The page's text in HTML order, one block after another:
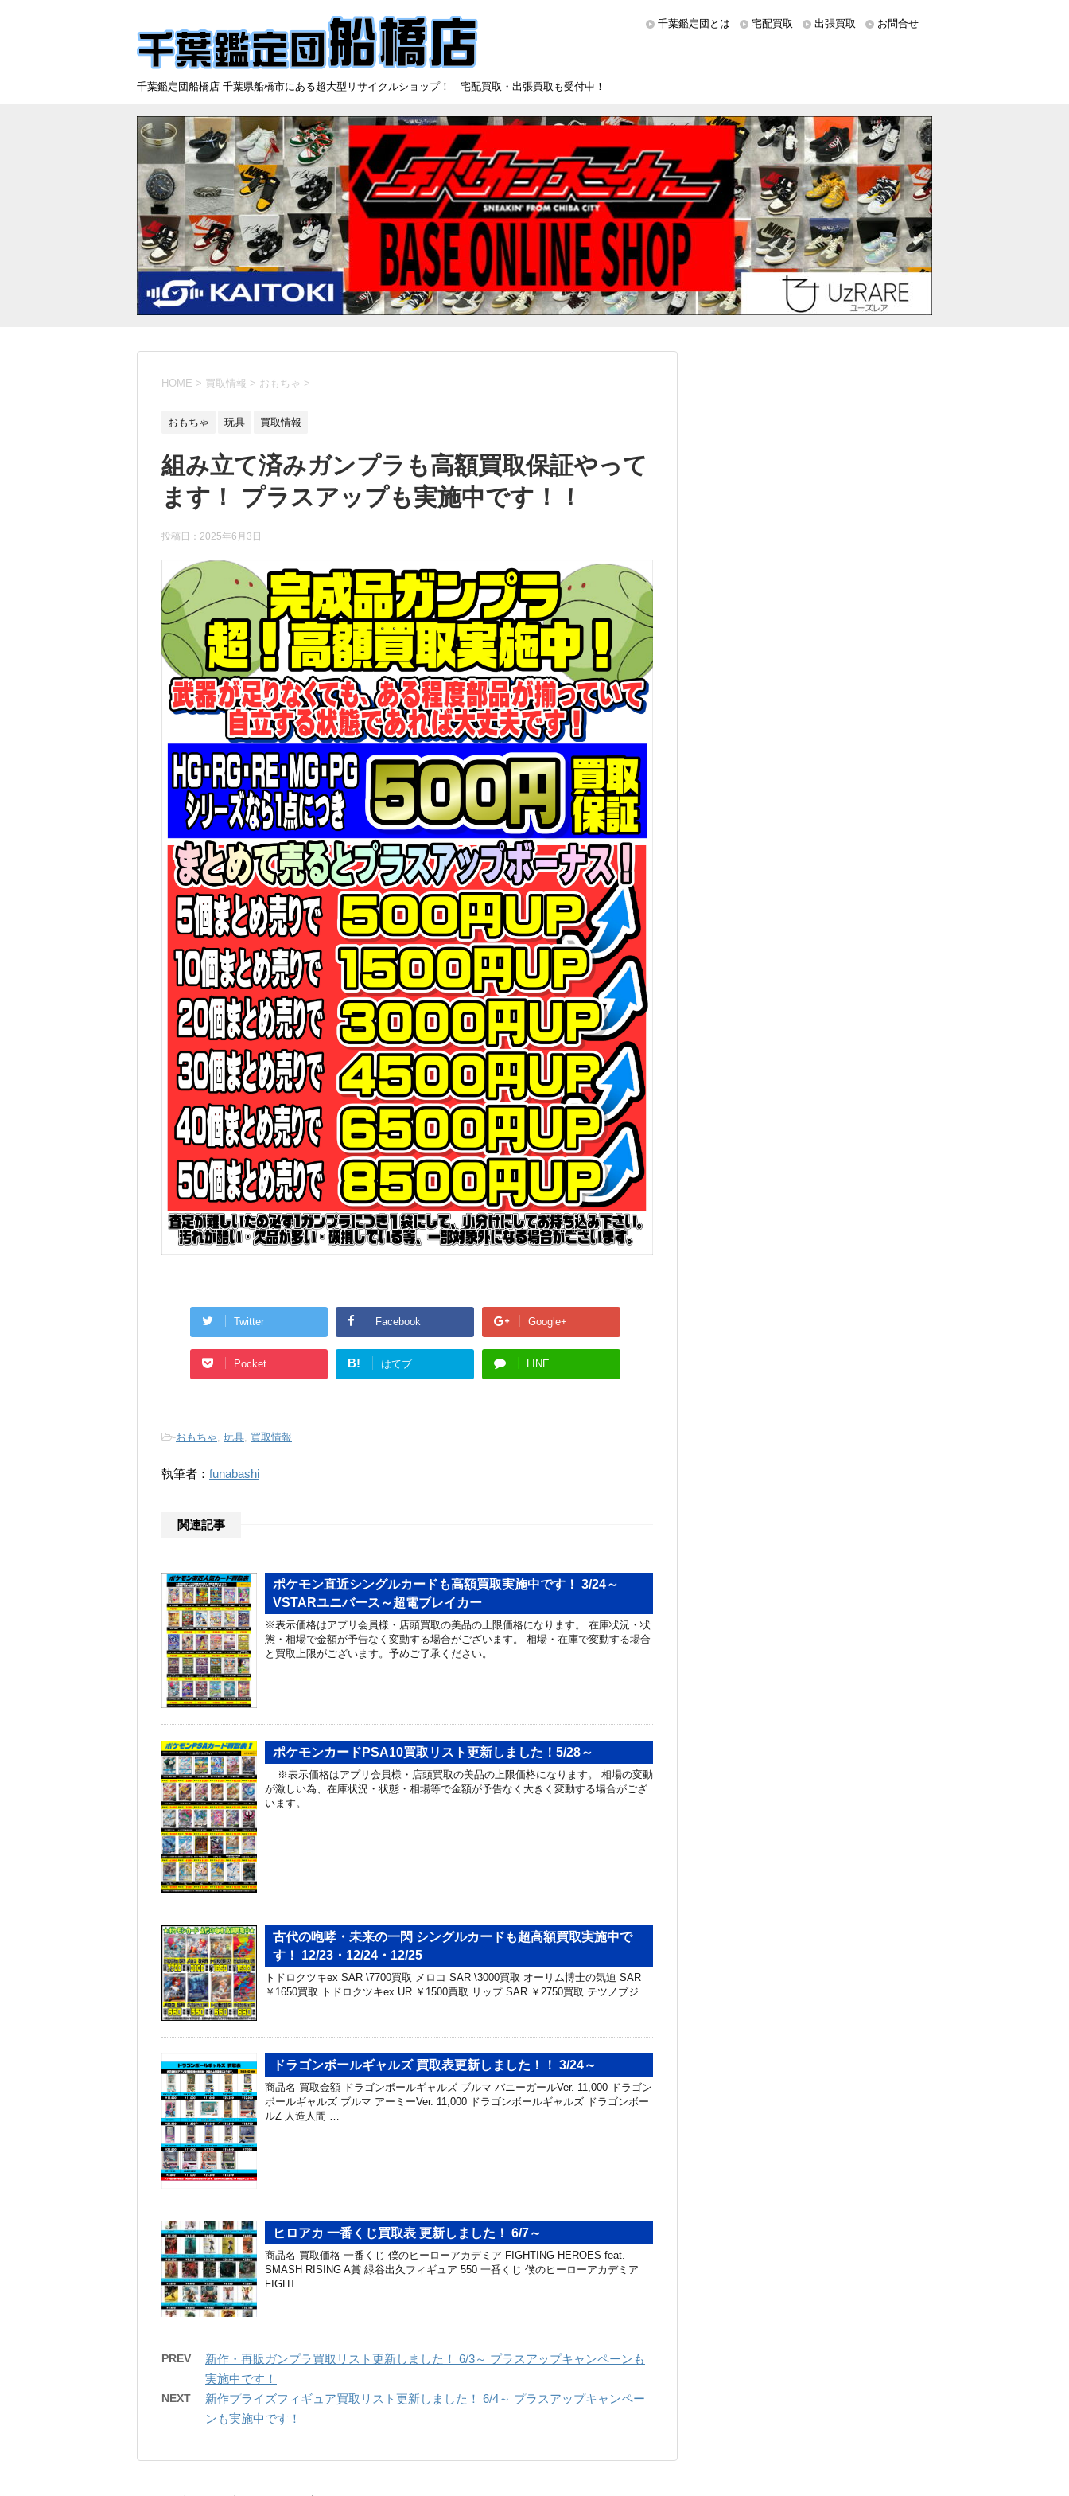
千葉鑑定団船橋店 千葉県船橋市にある超大型リサイクルショップ！ 宅配買取・出張買取も受付中！
千葉鑑定団とは 宅配買取 出張買取 お問合せ
HOME > 買取情報 > おもちゃ >
おもちゃ 玩具 買取情報
組み立て済みガンプラも高額買取保証やって
ます！ プラスアップも実施中です！！
投稿日： 2025年6月3日
Twitter Facebook Google+
Pocket B! はてブ LINE
-おもちゃ 玩具 買取情報
執筆者： funabashi
関連記事
ポケモン直近シングルカードも高額買取実施中です！ 3/24～
VSTARユニバース～超電ブレイカー
※表示価格はアプリ会員様・店頭買取の美品の上限価格になります。 在庫状況・状
態・相場で金額が予告なく変動する場合がございます。 相場・在庫で変動する場合
と買取上限がございます。予めご了承ください。
ポケモンカードPSA10買取リスト更新しました！5/28～
※表示価格はアプリ会員様・店頭買取の美品の上限価格になります。 相場の変動
が激しい為、在庫状況・状態・相場等で金額が予告なく大きく変動する場合がござ
います。
古代の咆哮・未来の一閃 シングルカードも超高額買取実施中で
す！ 12/23・12/24・12/25
トドロクツキex SAR \7700買取 メロコ SAR \3000買取 オーリム博士の気迫 SAR
￥1650買取 トドロクツキex UR ￥1500買取 リップ SAR ￥2750買取 テツノブジ …
ドラゴンボールギャルズ 買取表更新しました！！ 3/24～
商品名 買取金額 ドラゴンボールギャルズ ブルマ バニーガールVer. 11,000 ドラゴン
ボールギャルズ ブルマ アーミーVer. 11,000 ドラゴンボールギャルズ ドラゴンボー
ルZ 人造人間 …
ヒロアカ 一番くじ買取表 更新しました！ 6/7～
商品名 買取価格 一番くじ 僕のヒーローアカデミア FIGHTING HEROES feat.
SMASH RISING A賞 緑谷出久フィギュア 550 一番くじ 僕のヒーローアカデミア
FIGHT …
PREV
新作・再販ガンプラ買取リスト更新しました！ 6/3～ プラスアップキャンペーンも
実施中です！
NEXT
新作プライズフィギュア買取リスト更新しました！ 6/4～ プラスアップキャンペー
ンも実施中です！